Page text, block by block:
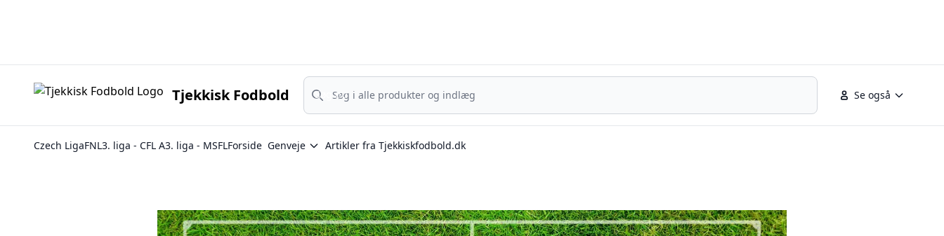
Tjekkisk Fodbold Se også
Søg nu
Søg nu
Czech LigaFNL3. liga - CFL A3. liga - MSFLForside Genveje Artikler fra Tjekkiskfodbold.dk